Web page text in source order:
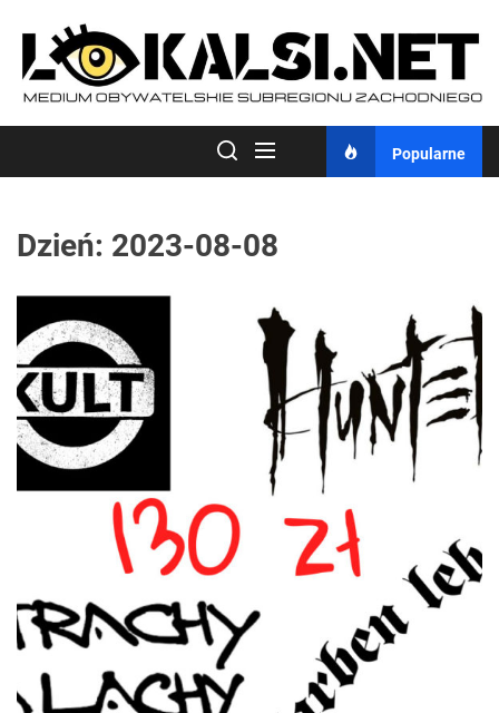
content
Popularne
Dzień: 2023-08-08